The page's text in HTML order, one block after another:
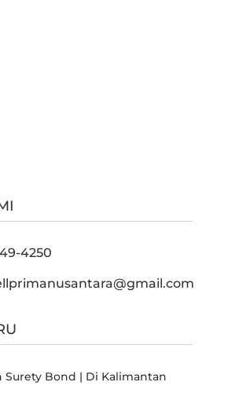
4250
Surety Bond | Di Kalimantan